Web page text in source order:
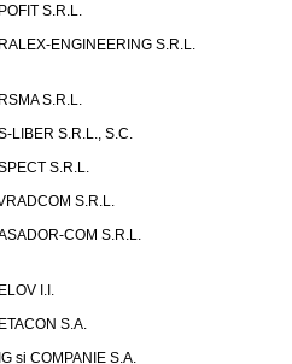
S.R.L.
ENGINEERING S.R.L.
S.R.L.
LIBER S.R.L., S.C.
S.R.L.
S.R.L.
COM S.R.L.
I.I.
S.A.
si COMPANIE S.A.